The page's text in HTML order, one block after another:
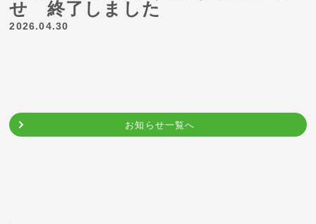
せ 終了しました
2026.04.30
お知らせ一覧へ